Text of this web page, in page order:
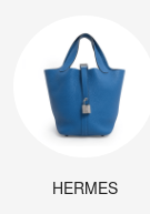
HERMES